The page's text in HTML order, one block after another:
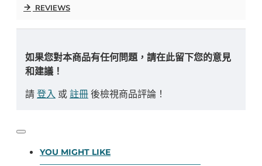
REVIEWS
如果您對本商品有任何問題，請在此留下您的意見
和建議！
請登入 或註冊後檢視商品評論！
YOU MIGHT LIKE